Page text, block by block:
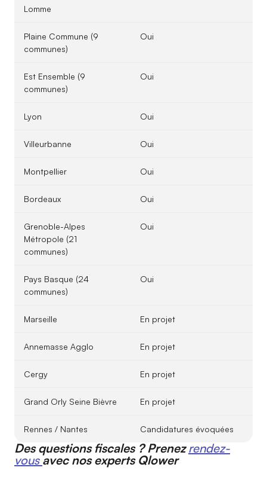
Lomme
Plaine Commune (9
communes)
Oui
Est Ensemble (9
communes)
Oui
Lyon Oui
Villeurbanne Oui
Montpellier Oui
Bordeaux Oui
Grenoble-Alpes
Métropole (21
communes)
Oui
Pays Basque (24
communes)
Oui
Marseille En projet
Annemasse Agglo En projet
Cergy En projet
Grand Orly Seine Bièvre En projet
Rennes / Nantes Candidatures évoquées
Des questions fiscales ? Prenezrendez-
vousavec nos experts Qlower